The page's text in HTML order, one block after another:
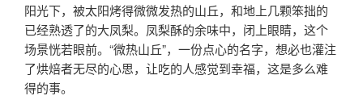
阳光下，被太阳烤得微微发热的山丘，和地上几颗笨拙的
已经熟透了的大凤梨。凤梨酥的余味中，闭上眼睛，这个
场景恍若眼前。“微热山丘”，一份点心的名字，想必也灌注
了烘焙者无尽的心思，让吃的人感觉到幸福，这是多么难
得的事。